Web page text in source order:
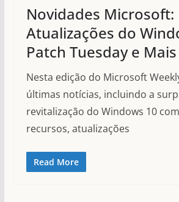
Novidades Microsoft:
Atualizações do
Patch Tuesday e Mais
Nesta edição do Microsoft
últimas notícias, incluindo a
revitalização do Windows 10
recursos, atualizações
Read More